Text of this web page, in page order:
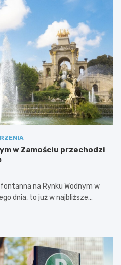
w Zamościu przechodzi
na Rynku Wodnym w
dnia, to już w najbliższe…